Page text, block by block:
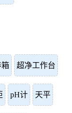
超净工作台
pH计 天平